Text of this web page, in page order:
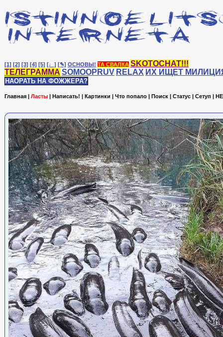
[1] [2] [3] [4] [5] [♩] [✎] ОСНОВЫ! ТА СВАЛКА SKOTOCHAT!!!
ТЕЛЕГРАММА SOMOOPRUV RELAX ИХ ИЩЕТ
НАОРАТЬ НА ФОЖЖЕРА?
Главная | Ласты | Написать! | Картинки | Что попало | Поиск | Статус | Сетуп |